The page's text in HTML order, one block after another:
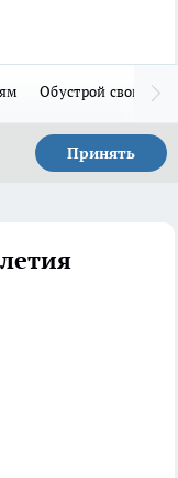
Обустрой свой дом
Принять